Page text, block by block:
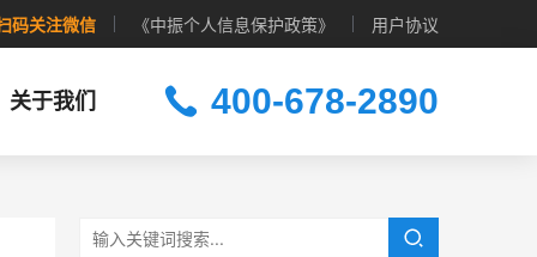
码关注微信 《中振个人信息保护政策》 用户协议
关于我们 400-678-2890